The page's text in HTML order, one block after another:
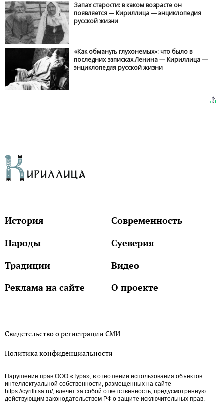
Запах старости: в каком возрасте он
появляется — Кириллица — энциклопедия
русской жизни
«Как обмануть глухонемых»: что было в
последних записках Ленина — Кириллица —
энциклопедия русской жизни
История
Современность
Народы
Суеверия
Традиции
Видео
Реклама на сайте
О проекте
Свидетельство о регистрации СМИ
Политика конфиденциальности
Нарушение прав ООО «Тура», в отношении использования объектов
интеллектуальной собственности, размещенных на сайте
https://cyrillitsa.ru/, влечет за собой ответственность, предусмотренную
действующим законодательством РФ о защите исключительных прав.